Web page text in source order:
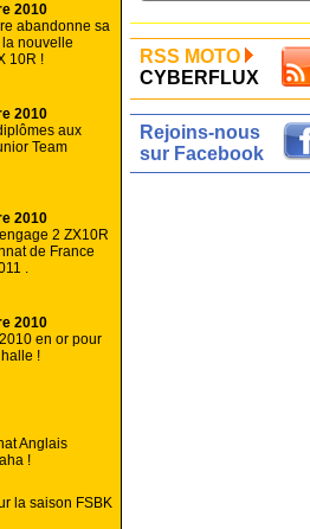
2010
abandonne sa
nouvelle
10R !
2010
aux
Team
2010
2 ZX10R
de France
.
2010
en or pour
!
Anglais
!
la saison FSBK
RSS MOTO
CYBERFLUX
Rejoins-nous
sur Facebook